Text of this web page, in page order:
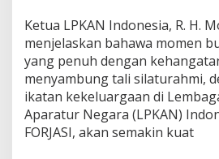
e
s
i
a
,
L
K
H
Ketua LPKAN Indonesia, R. H.
menjelaskan bahawa momen
yang penuh dengan
menyambung tali silaturahmi,
ikatan kekeluargaan di
Aparatur Negara (LPKAN)
FORJASI, akan semakin kuat